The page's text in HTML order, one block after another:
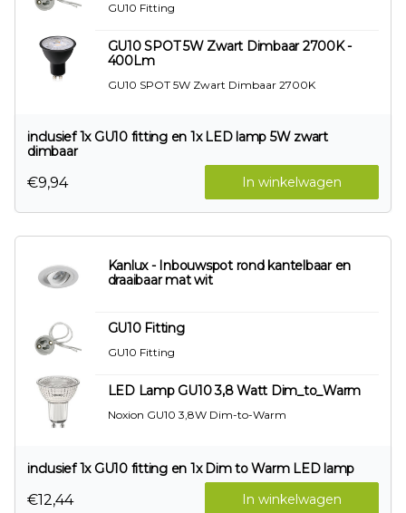
GU10 Fitting
GU10 SPOT 5W Zwart Dimbaar 2700K -
400Lm
GU10 SPOT 5W Zwart Dimbaar 2700K
inclusief 1x GU10 fitting en 1x LED lamp 5W zwart
dimbaar
In winkelwagen
€9,94
Kanlux - Inbouwspot rond kantelbaar en
draaibaar mat wit
GU10 Fitting
GU10 Fitting
LED Lamp GU10 3,8 Watt Dim_to_Warm
Noxion GU10 3,8W Dim-to-Warm
inclusief 1x GU10 fitting en 1x Dim to Warm LED lamp
In winkelwagen
€12,44